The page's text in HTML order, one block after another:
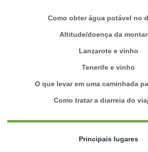
Como obter água potável no
Altitude/doença da
Lanzarote e vinho
Tenerife e vinho
O que levar em uma caminhada
Como tratar a diarreia do
Principais lugares